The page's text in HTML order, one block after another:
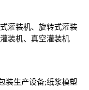
灌装机、旋转式灌装
装机、真空灌装机
装生产设备;纸浆模塑